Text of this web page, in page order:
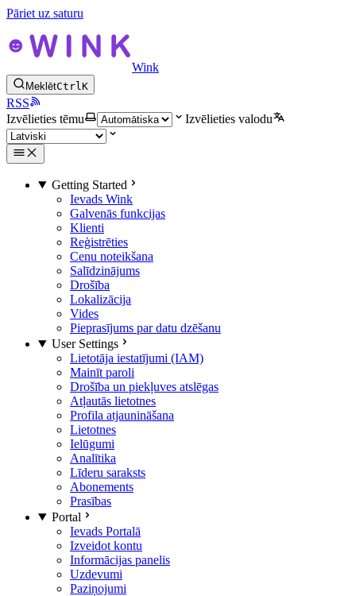
Pāriet uz saturu
Wink
MeklētCtrlK
RSS
Izvēlieties tēmu
Izvēlieties valodu
Getting Started
Ievads Wink
Galvenās funkcijas
Klienti
Reģistrēties
Cenu noteikšana
Salīdzinājums
Drošība
Lokalizācija
Vides
Pieprasījums par datu dzēšanu
User Settings
Lietotāja iestatījumi (IAM)
Mainīt paroli
Drošība un piekļuves atslēgas
Atļautās lietotnes
Profila atjaunināšana
Lietotnes
Ielūgumi
Analītika
Līderu saraksts
Abonements
Prasības
Portal
Ievads Portalā
Izveidot kontu
Informācijas panelis
Uzdevumi
Paziņojumi